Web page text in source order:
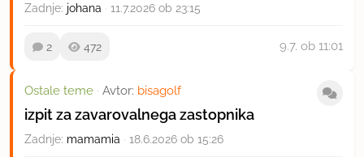
Zadnje: johana · 11.7.2026 ob 23:15
2 472 9.7. ob 11:01
Ostale teme · Avtor: bisagolf
izpit za zavarovalnega zastopnika
Zadnje: mamamia · 18.6.2026 ob 15:26